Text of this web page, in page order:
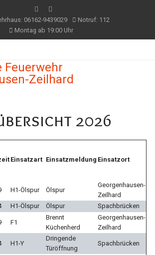
06162-9439029
Notruf: 112
Montag ab 19:00 Uhr
2026
Einsatzart Einsatzmeldung Einsatzort
H1-Ölspur Ölspur
Georgenhausen-
Zeilhard
H1-Ölspur Ölspur Spachbrücken
F1
Brennt
Küchenherd
Georgenhausen-
Zeilhard
H1-Y
Dringende
Türöffnung
Spachbrücken